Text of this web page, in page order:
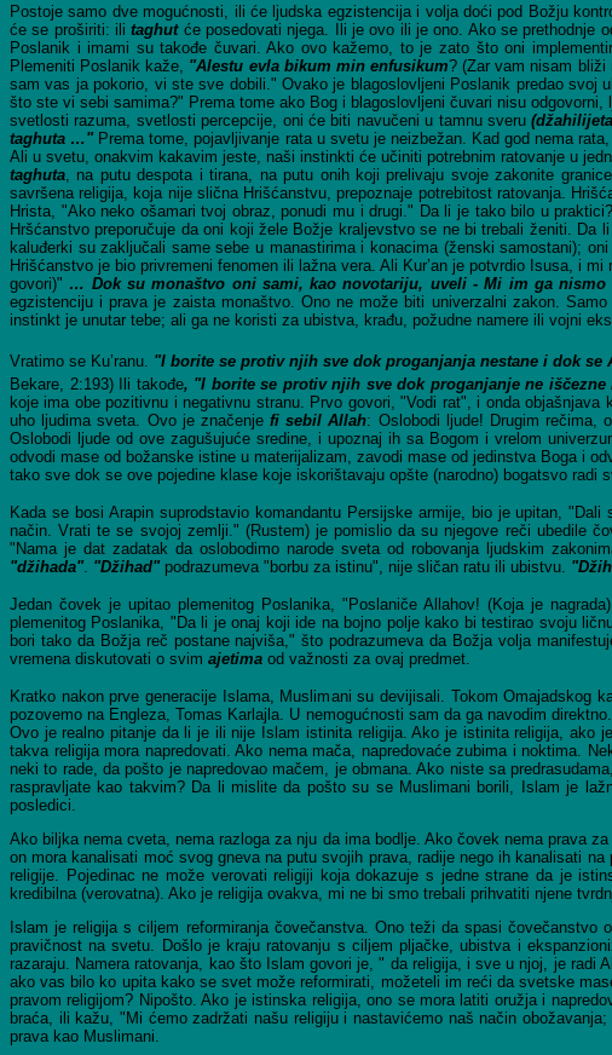
Postoje samo dve mogućnosti, ili će ljudska egzistencija i volja doći pod Božju
će se proširiti: ilitaghutće posedovati njega. Ili je ovo ili je ono. Ako se prethodnje
Poslanik i imami su takođe čuvari. Ako ovo kažemo, to je zato što oni
Plemeniti Poslanik kaže, "Alestu evla bikum min enfusikum? (Zar vam nisam bliži
sam vas ja pokorio, vi ste sve dobili." Ovako je blagoslovljeni Poslanik predao svoj
što ste vi sebi samima?" Prema tome ako Bog i blagoslovljeni čuvari nisu odgovorni,
svetlosti razuma, svetlosti percepcije, oni će biti navučeni u tamnu sveru
taghuta …" Prema tome, pojavljivanje rata u svetu je neizbežan. Kad god nema
Ali u svetu, onakvim kakavim jeste, naši instinkti će učiniti potrebnim ratovanje u
taghuta , na putu despota i tirana, na putu onih koji prelivaju svoje zakonite
savršena religija, koja nije slična Hrišćanstvu, prepoznaje potrebitost ratovanja.
Hrista, "Ako neko ošamari tvoj obraz, ponudi mu i drugi." Da li je tako bilo u
Hršćanstvo preporučuje da oni koji žele Božje kraljevstvo se ne bi trebali ženiti.
kaluđerki su zaključali same sebe u manastirima i konacima (ženski samostani);
Hrišćanstvo je bio privremeni fenomen ili lažna vera. Ali Kur’an je potvrdio Isusa, i
govori)" … Dok su monaštvo oni sami, kao novotariju, uveli - Mi im ga
egzistenciju i prava je zaista monaštvo. Ono ne može biti univerzalni zakon.
instinkt je unutar tebe; ali ga ne koristi za ubistva, krađu, požudne namere ili vojni
Vratimo se Ku’ranu. "I borite se protiv njih sve dok proganjanja nestane i dok se
Bekare, 2:193) Ili takođe, "I borite se protiv njih sve dok proganjanje ne
koje ima obe pozitivnu i negativnu stranu. Prvo govori, "Vodi rat", i onda
uho ljudima sveta. Ovo je značenjefi sebil Allah: Oslobodi ljude! Drugim rečima,
Oslobodi ljude od ove zagušujuće sredine, i upoznaj ih sa Bogom i vrelom
odvodi mase od božanske istine u materijalizam, zavodi mase od jedinstva Boga i
tako sve dok se ove pojedine klase koje iskorištavaju opšte (narodno) bogatsvo
Kada se bosi Arapin suprodstavio komandantu Persijske armije, bio je upitan,
način. Vrati te se svojoj zemlji." (Rustem) je pomislio da su njegove reči ubedile
"Nama je dat zadatak da oslobodimo narode sveta od robovanja ljudskim
"džihada" "Džihad" podrazumeva "borbu za istinu", nije sličan ratu ili ubistvu.
Jedan čovek je upitao plemenitog Poslanika, "Poslaniče Allahov! (Koja je
plemenitog Poslanika, "Da li je onaj koji ide na bojno polje kako bi testirao svoju
bori tako da Božja reč postane najviša," što podrazumeva da Božja volja
vremena diskutovati o svim ajetima od važnosti za ovaj predmet.
Kratko nakon prve generacije Islama, Muslimani su devijisali. Tokom
pozovemo na Engleza, Tomas Karlajla. U nemogućnosti sam da ga navodim
Ovo je realno pitanje da li je ili nije Islam istinita religija. Ako je istinita religija, ako
takva religija mora napredovati. Ako nema mača, napredovaće zubima i noktima.
neki to rade, da pošto je napredovao mačem, je obmana. Ako niste sa
raspravljate kao takvim? Da li mislite da pošto su se Muslimani borili, Islam je
posledici.
Ako biljka nema cveta, nema razloga za nju da ima bodlje. Ako čovek nema prava
on mora kanalisati moć svog gneva na putu svojih prava, radije nego ih kanalisati
religije. Pojedinac ne može verovati religiji koja dokazuje s jedne strane da je
kredibilna (verovatna). Ako je religija ovakva, mi ne bi smo trebali prihvatiti njene
Islam je religija s ciljem reformiranja čovečanstva. Ono teži da spasi
pravičnost na svetu. Došlo je kraju ratovanju s ciljem pljačke, ubistva i
razaraju. Namera ratovanja, kao što Islam govori je, " da religija, i sve u njoj, je
ako vas bilo ko upita kako se svet može reformirati, možeteli im reći da svetske
pravom religijom? Nipošto. Ako je istinska religija, ono se mora latiti oružja i
braća, ili kažu, "Mi ćemo zadržati našu religiju i nastavićemo naš način
prava kao Muslimani.